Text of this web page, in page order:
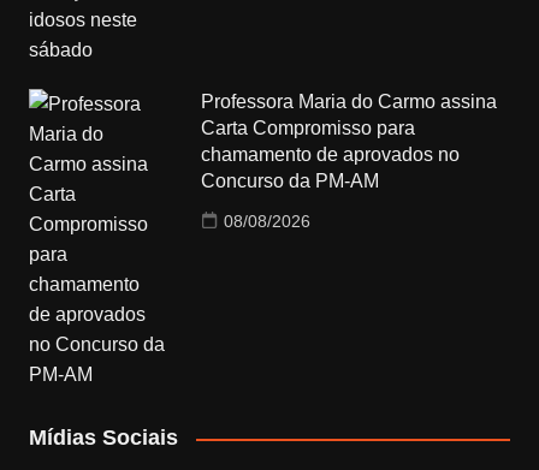
Professora Maria do Carmo assina
Carta Compromisso para
chamamento de aprovados no
Concurso da PM-AM
08/08/2026
Mídias Sociais